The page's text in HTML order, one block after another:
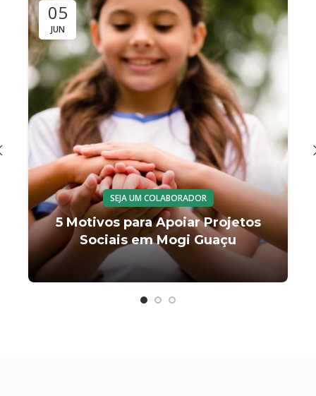
05
JUN
SEJA UM COLABORADOR
5 Motivos para Apoiar Projetos
Sociais em Mogi Guaçu